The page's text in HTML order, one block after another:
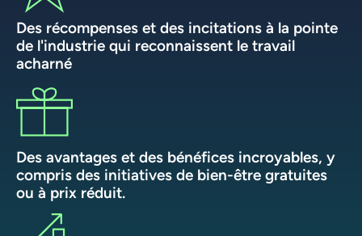
Des récompenses et des incitations à la pointe
de l'industrie qui reconnaissent le travail
acharné
Des avantages et des bénéfices incroyables, y
compris des initiatives de bien-être gratuites
ou à prix réduit.